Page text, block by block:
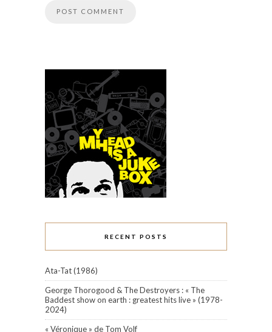
RECENT POSTS
Ata-Tat (1986)
George Thorogood & The Destroyers : « The
Baddest show on earth : greatest hits live » (1978-
2024)
« Véronique » de Tom Volf